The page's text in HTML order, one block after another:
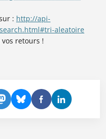
: http://api-
aleatoire
retours !